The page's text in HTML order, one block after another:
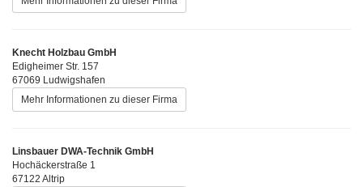
Knecht Holzbau GmbH
Edigheimer Str. 157
67069 Ludwigshafen
Mehr Informationen zu dieser Firma
Linsbauer DWA-Technik GmbH
Hochäckerstraße 1
67122 Altrip